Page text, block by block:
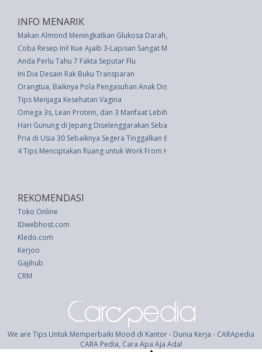
INFO MENARIK
Makan Almond Meningkatkan Glukosa Darah, Kolesterol Pada Orang
Coba Resep Ini! Kue Ajaib 3-Lapisan Sangat Mudah Dibuat
Anda Perlu Tahu 7 Fakta Seputar Flu
Ini Dia Desain Rak Buku Transparan
Orangtua, Baiknya Pola Pengasuhan Anak Disesuaikan dengan Profil Anak
Tips Menjaga Kesehatan Vagina
Omega 3s, Lean Protein, dan 3 Manfaat Lebih Sehat dari Makan Udang
Hari Gunung di Jepang Diselenggarakan Sebagai Obat Stress
Pria di Usia 30 Sebaiknya Segera Tinggalkan 8 Hal Ini
4 Tips Menciptakan Ruang untuk Work From Home selama Karantina
REKOMENDASI
Toko Online
IDwebhost.com
Kledo.com
Kerjoo
Gajihub
CRM
We are Tips Untuk Memperbaiki Mood di Kantor - Dunia Kerja - CARApedia
CARA Pedia, Cara Apa Aja Ada!